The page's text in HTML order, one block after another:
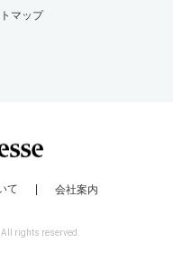
マップ
て 会社案内
rights reserved.